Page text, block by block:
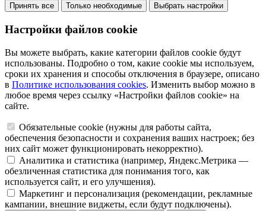
Принять все Только необходимые Выбрать настройки
Настройки файлов cookie
Вы можете выбрать, какие категории файлов cookie будут
использованы. Подробно о том, какие cookie мы используем,
сроки их хранения и способы отключения в браузере, описано
в Политике использования cookies. Изменить выбор можно в
любое время через ссылку «Настройки файлов cookie» на
сайте.
Обязательные cookie (нужны для работы сайта,
обеспечения безопасности и сохранения ваших настроек; без
них сайт может функционировать некорректно).
Аналитика и статистика (например, Яндекс.Метрика —
обезличенная статистика для понимания того, как
используется сайт, и его улучшения).
Маркетинг и персонализация (рекомендации, рекламные
кампании, внешние виджеты, если будут подключены).